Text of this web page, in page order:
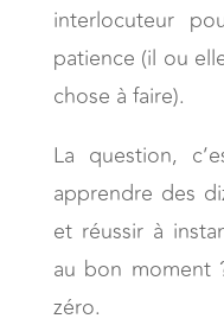
interlocuteur
patience (il ou
chose à faire).
La question,
apprendre des
et réussir à
au bon moment
zéro.